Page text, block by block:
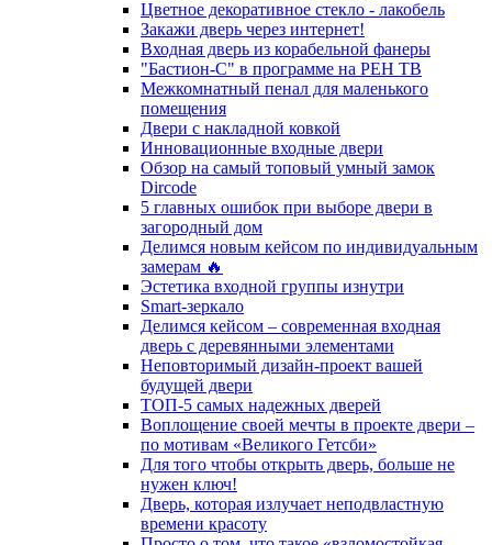
Цветное декоративное стекло - лакобель
Закажи дверь через интернет!
Входная дверь из корабельной фанеры
"Бастион-С" в программе на РЕН ТВ
Межкомнатный пенал для маленького
помещения
Двери с накладной ковкой
Инновационные входные двери
Обзор на самый топовый умный замок
Dircode
5 главных ошибок при выборе двери в
загородный дом
Делимся новым кейсом по индивидуальным
замерам 🔥
Эстетика входной группы изнутри
Smart-зеркало
Делимся кейсом – современная входная
дверь с деревянными элементами
Неповторимый дизайн-проект вашей
будущей двери
ТОП-5 самых надежных дверей
Воплощение своей мечты в проекте двери –
по мотивам «Великого Гетсби»
Для того чтобы открыть дверь, больше не
нужен ключ!
Дверь, которая излучает неподвластную
времени красоту